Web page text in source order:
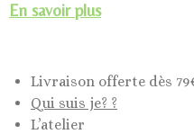
En savoir plus
Livraison offerte dès
Qui suis je? ?
L’atelier